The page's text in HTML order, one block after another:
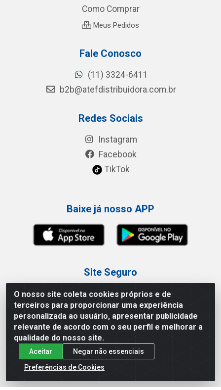
O nosso site coleta cookies próprios e de
terceiros para proporcionar uma experiência
personalizada ao usuário, apresentar publicidade
relevante de acordo com o seu perfil e melhorar a
qualidade do nosso site.
Aceitar
Negar não essenciais
Preferências de Cookies
Como Comprar
Meus Pedidos
Fale Conosco
(11) 3324-6411
b2b@atefdistribuidora.com.br
Redes Sociais
Instagram
Facebook
TikTok
Baixe já nosso APP
Site Seguro
Loja / Showroom
Tel.: (11) 3227-0546
Av Vautier, 587/597 - Pari - São Paulo/SP